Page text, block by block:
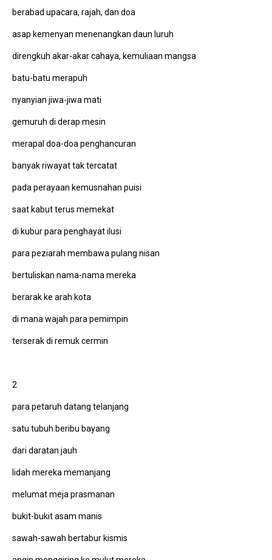
berabad upacara, rajah, dan doa
asap kemenyan menenangkan daun luruh
direngkuh akar-akar cahaya, kemuliaan mangsa
batu-batu merapuh
nyanyian jiwa-jiwa mati
gemuruh di derap mesin
merapal doa-doa penghancuran
banyak riwayat tak tercatat
pada perayaan kemusnahan puisi
saat kabut terus memekat
di kubur para penghayat ilusi
para peziarah membawa pulang nisan
bertuliskan nama-nama mereka
berarak ke arah kota
di mana wajah para pemimpin
terserak di remuk cermin
2
para petaruh datang telanjang
satu tubuh beribu bayang
dari daratan jauh
lidah mereka memanjang
melumat meja prasmanan
bukit-bukit asam manis
sawah-sawah bertabur kismis